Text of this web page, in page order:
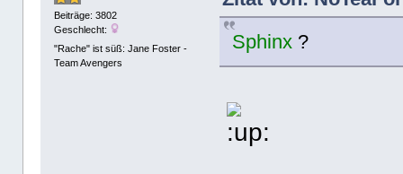
Beiträge: 3802
Geschlecht:
"Rache" ist süß: Jane Foster -
Team Avengers
Sphinx ?